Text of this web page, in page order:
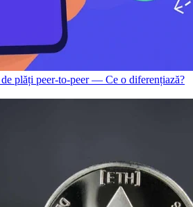
plăți peer-to-peer — Ce o diferențiază?